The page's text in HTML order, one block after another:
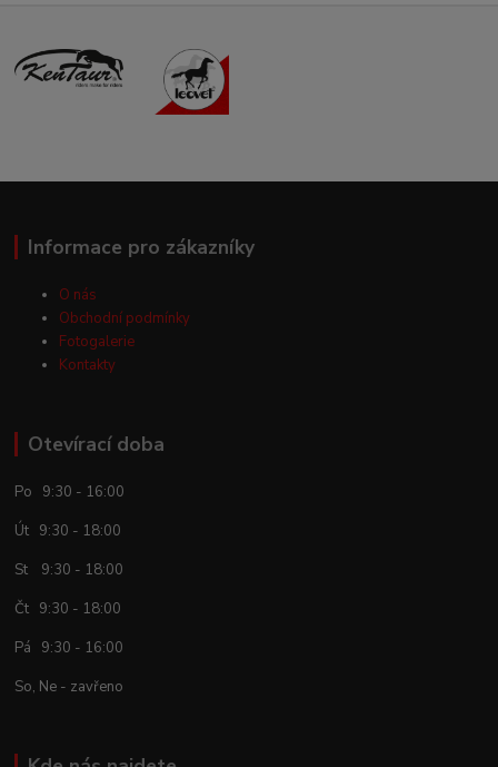
Informace pro zákazníky
O nás
Obchodní podmínky
Fotogalerie
Kontakty
Otevírací doba
Po 9:30 - 16:00
Út 9:30 - 18:00
St 9:30 - 18:00
Čt 9:30 - 18:00
Pá 9:30 - 16:00
So, Ne - zavřeno